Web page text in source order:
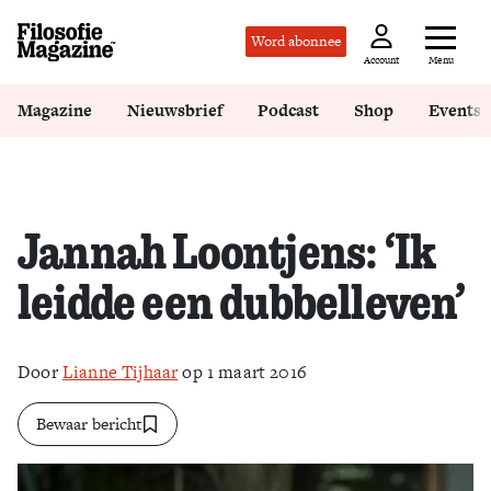
Word abonnee
Account Menu
Magazine Nieuwsbrief Podcast Shop Events
Jannah Loontjens: ‘Ik
leidde een dubbelleven’
DoorLianne Tijhaarop 1 maart 2016
Bewaar bericht